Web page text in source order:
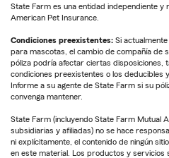
State Farm es una entidad independiente y
American Pet Insurance.
Condiciones preexistentes: Si
para mascotas, el cambio de compañía de
póliza podría afectar ciertas disposiciones,
condiciones preexistentes o los deducibles
Informe a su agente de State Farm si su
convenga mantener.
State Farm (incluyendo State Farm Mutual
subsidiarias y afiliadas) no se hace
ni explícitamente, el contenido de ningún
en este material. Los productos y